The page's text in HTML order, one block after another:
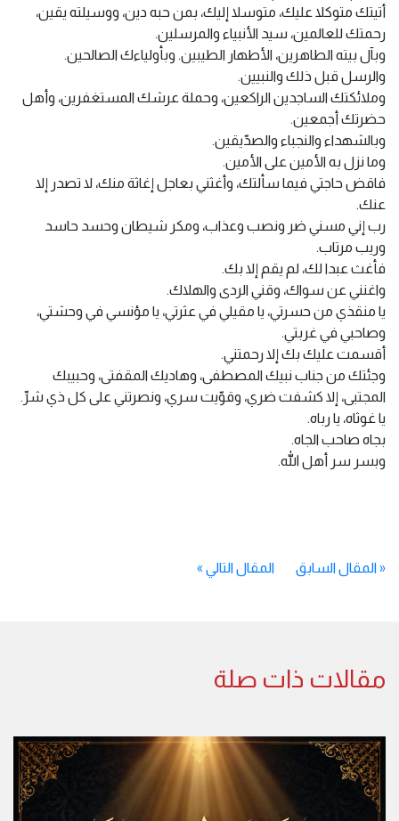
أتيتك متوكلا عليك، متوسلا إليك، بمن حبه دين، ووسيلته يقين،
رحمتك للعالمين، سيد الأنبياء والمرسلين.
وبآل بيته الطاهرين، الأطهار الطيبين. وبأولياءك الصالحين.
والرسل قبل ذلك والنبيين.
وملائكتك الساجدين الراكعين، وحملة عرشك المستغفرين، وأهل
حضرتك أجمعين.
وبالشهداء والنجباء والصدّيقين.
وما نزل به الأمين على الأمين.
فاقض حاجتي فيما سألتك، وأغثني بعاجل إغاثة منك، لا تصدر إلا
عنك.
رب إني مسني ضر ونصب وعذاب، ومكر شيطان وحسد حاسد
وريب مرتاب.
فأغث عبدا لك، لم يقم إلا بك.
واغنني عن سواك، وقني الردى والهلاك.
يا منقذي من حسرتي، يا مقيلي في عثرتي، يا مؤنسي في وحشتي،
وصاحبي في غربتي.
أقسمت عليك بك إلا رحمتني.
وجئتك من جناب نبيك المصطفى، وهاديك المقفتى، وحبيبك
المجتبى، إلا كشفت ضري، وقوّيت سري، ونصرتني على كل ذي شرِّ.
يا غوثاه، يا رباه.
بجاه صاحب الجاه.
وبسر سر أهل الله.
«المقال السابق المقال التالي »
مقالات ذات صلة